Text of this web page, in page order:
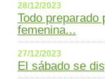
28/12/2023
Todo preparado
femenina...
27/12/2023
El sábado se